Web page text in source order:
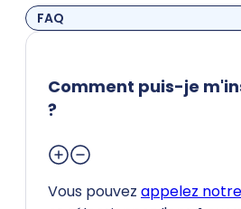
FAQ
Comment puis-je
?
Vous pouvez appelez